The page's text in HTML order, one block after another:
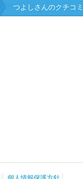
つよしさんのクチコ